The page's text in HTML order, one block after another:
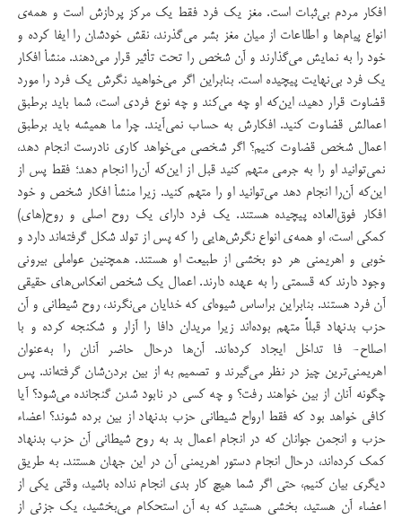
افکار مردم بی‌ثبات است. مغز یک فرد فقط یک مرکز پردازش است و همه‌ی
انواع پیام‌ها و اطلاعات از میان مغز بشر می‌گذرند، نقش خودشان را ایفا کرده و
خود را به نمایش می‌گذارند و آن شخص را تحت تأثیر قرار می‌دهند. منشأ افکار
یک فرد بی‌نهایت پیچیده است. بنابراین اگر می‌خواهید نگرش یک فرد را مورد
قضاوت قرار دهید، این‌که او چه می‌کند و چه نوع فردی است، شما باید برطبق
اعمالش قضاوت کنید. افکارش به حساب نمی‌آیند. چرا ما همیشه باید برطبق
اعمال شخص قضاوت کنیم؟ اگر شخصی می‌خواهد کاری نادرست انجام دهد،
نمی‌توانید او را به جرمی متهم کنید قبل از این‌که آن‌را انجام دهد؛ فقط پس از
این‌که آن‌را انجام دهد می‌توانید او را متهم کنید. زیرا منشأ افکار شخص و خود
افکار فوق‌العاده پیچیده هستند. یک فرد دارای یک روح اصلی و روح(های)
کمکی است، او همه‌ی انواع نگرش‌هایی را که پس از تولد شکل گرفته‌اند دارد و
خوبی و اهریمنی هر دو بخشی از طبیعت او هستند. همچنین عواملی بیرونی
وجود دارند که قسمتی را به عهده دارند. اعمال یک شخص انعکاس‌های حقیقی
آن فرد هستند. بنابراین براساس شیوه‌ای که خدایان می‌نگرند، روح شیطانی و آن
حزب بدنهاد قبلاً متهم بوده‌اند زیرا مریدان دافا را آزار و شکنجه کرده و با
اصلاح- فا تداخل ایجاد کرده‌اند. آن‌ها درحال حاضر آنان را به‌عنوان
اهریمنی‌ترین چیز در نظر می‌گیرند و تصمیم به از بین بردن‌شان گرفته‌اند. پس
چگونه آنان از بین خواهند رفت؟ و چه کسی در نابود شدن گنجانده می‌شود؟ آیا
کافی خواهد بود که فقط ارواح شیطانی حزب بدنهاد از بین برده شوند؟ اعضاء
حزب و انجمن جوانان که در انجام اعمال بد به روح شیطانی آن حزب بدنهاد
کمک کرده‌اند، درحال انجام دستور اهریمنی آن در این جهان هستند. به طریق
دیگری بیان کنیم، حتی اگر شما هیچ کار بدی انجام نداده باشید، وقتی یکی از
اعضاء آن هستید، بخشی هستید که به آن استحکام می‌بخشید، یک جزئی از